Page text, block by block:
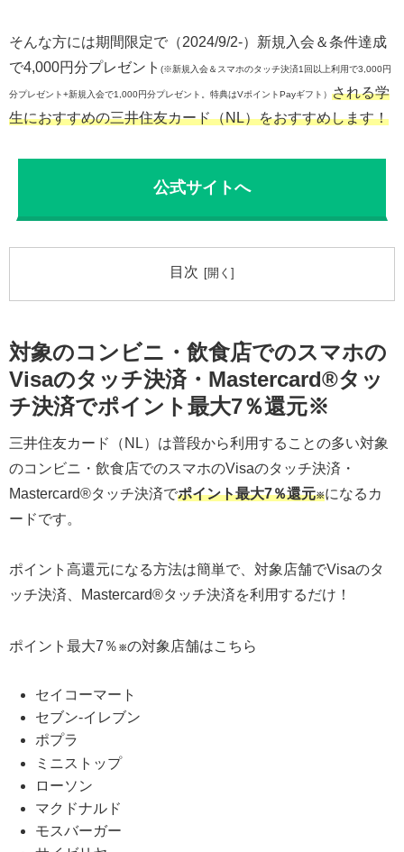
そんな方には期間限定で（2024/9/2-）新規入会＆条件達成
で4,000円分プレゼント (※新規入会＆スマホのタッチ決済1回以上利用で3,000円
分プレゼント+新規入会で1,000円分プレゼント。特典はVポイントPayギフト） される学
生におすすめの三井住友カード（NL）をおすすめします！
公式サイトへ
目次
対象のコンビニ・飲食店でのスマホの
Visaのタッチ決済・Mastercard®タッ
チ決済でポイント最大7％還元※
三井住友カード（NL）は普段から利用することの多い対象
のコンビニ・飲食店でのスマホのVisaのタッチ決済・
Mastercard®タッチ決済でポイント最大7％還元※になるカ
ードです。
ポイント高還元になる方法は簡単で、対象店舗でVisaのタ
ッチ決済、Mastercard®タッチ決済を利用するだけ！
ポイント最大7％ ※の対象店舗はこちら
セイコーマート
セブン-イレブン
ポプラ
ミニストップ
ローソン
マクドナルド
モスバーガー